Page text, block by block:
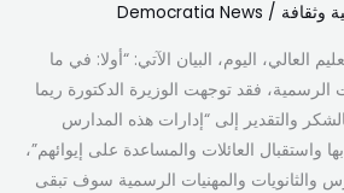
وثقافة /
Democratia News
العالي، اليوم، البيان الآتي: “أولا: في ما
الرسمية، فقد توجهت الوزيرة الدكتورة ريما
والتقدير إلى “إدارات هذه المدارس
واستقبال العائلات والمساعدة على إيوائهم”،
والثانويات والمهنيات الرسمية سوف تبقى